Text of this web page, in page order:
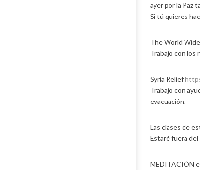
ayer por la Paz
Si tú quieres
The World
Trabajo con los
Syria Relief
Trabajo con
evacuación.
Las clases de
Estaré fuera del
MEDITACIÓN